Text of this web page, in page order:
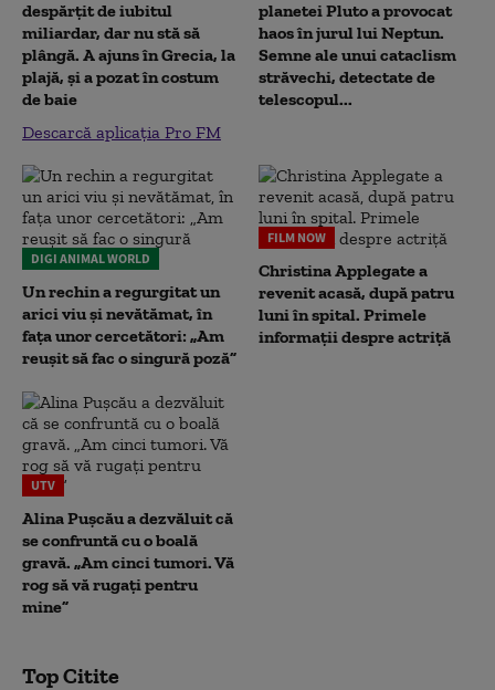
despărțit de iubitul
miliardar, dar nu stă să
plângă. A ajuns în Grecia, la
plajă, și a pozat în costum
de baie
Descarcă aplicația Pro FM
planetei Pluto a provocat
haos în jurul lui Neptun.
Semne ale unui cataclism
străvechi, detectate de
telescopul...
DIGI ANIMAL WORLD
Un rechin a regurgitat un
arici viu și nevătămat, în
fața unor cercetători: „Am
reușit să fac o singură poză”
FILM NOW
Christina Applegate a
revenit acasă, după patru
luni în spital. Primele
informații despre actriță
UTV
Alina Pușcău a dezvăluit că
se confruntă cu o boală
gravă. „Am cinci tumori. Vă
rog să vă rugați pentru
mine”
Top Citite